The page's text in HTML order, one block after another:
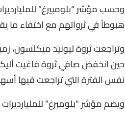
وحسب مؤشر “بلومبيرغ”
هبوطاً في ثرواتهم مع اختفاء ما
نفس الفترة التي تراجعت فيها أسهم
ويضم مؤشر “بلومبرغ” للمليارديرات قائمة